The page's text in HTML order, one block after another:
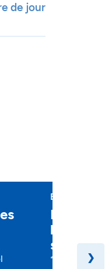
de jour
Baccalauréat
l'univers
1-841-1-0
❯